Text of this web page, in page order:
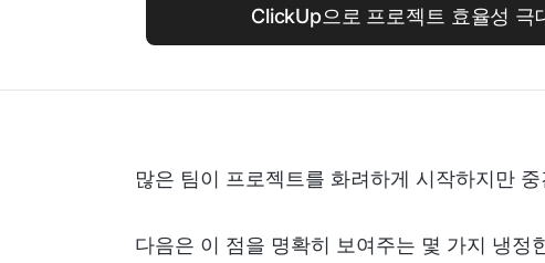
ClickUp으로 프로젝트 효율성 극
많은 팀이 프로젝트를 화려하게 시작하지만
다음은 이 점을 명확히 보여주는 몇 가지 냉정